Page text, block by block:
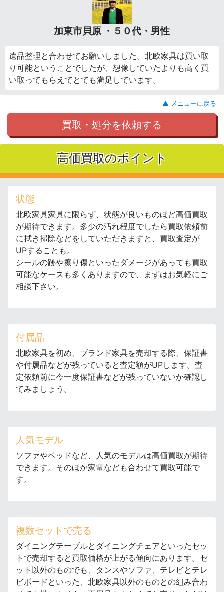
加東市貝原 ・５０代・男性
遺品整理と合わせてお願いしました。北欧家具は買い取
り可能ということでしたが、想像していたよりも高く買
い取ってもらえてとても満足しています。
▲ メニューに戻る
買取・処分を依頼する
高価買取のポイント
状態
北欧家具家具に限らず、状態が良いものほど高価買取
が期待できます。多少の汚れ程度でしたら買取依頼前
に拭き掃除などをしていただきますと、買取査定が
UPすることも。
シールの跡や擦り傷といったダメージがあっても買取
可能なケースも多くありますので、まずはお気軽にご
相談下さい。
付属品
北欧家具を初め、ブランド家具を売却する際、保証書
や付属品などが残っていると査定額がUPします。査
定依頼前に今一度保証書などが残っていないか確認し
てみましょう。
人気モデル
ソファやベッドなど、人気のモデルは高価買取が期待
できます。そのほか家電なども合わせて買取可能で
す。
複数セットで売る
ダイニングテーブルとダイニングチェアといったセッ
トで売却すると買取価格が上がる傾向にあります。セ
ット以外のものでも、タンスやソファ、テレビとテレ
ビボードといった、北欧家具以外のものとの組み合わ